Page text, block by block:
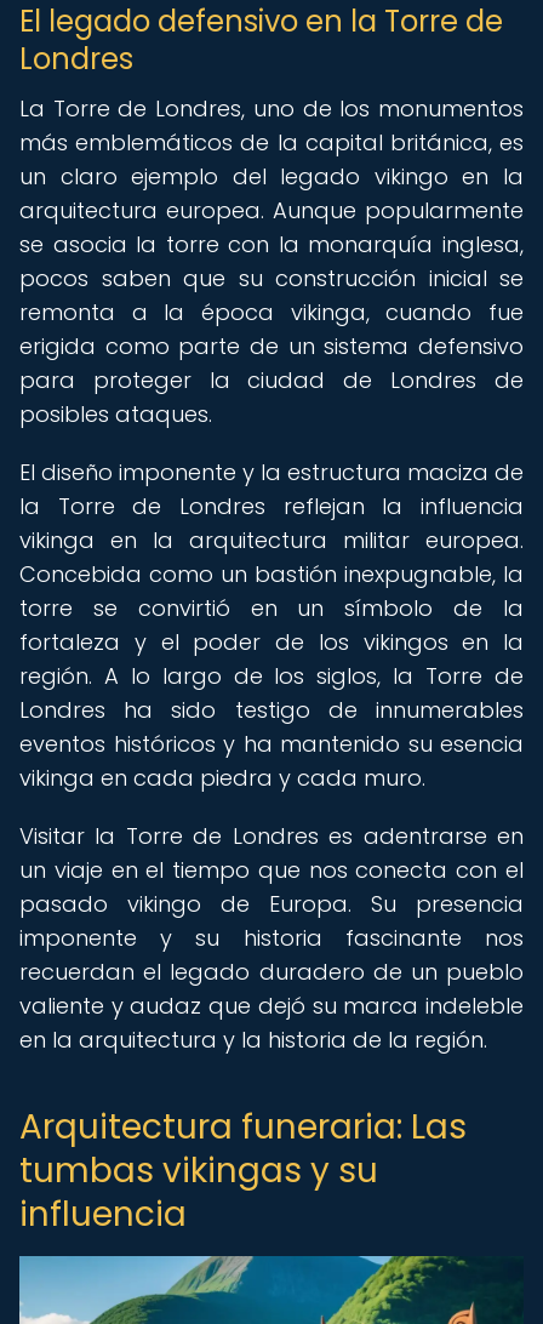
El legado defensivo en la Torre de
Londres
La Torre de Londres, uno de los monumentos
más emblemáticos de la capital británica, es
un claro ejemplo del legado vikingo en la
arquitectura europea. Aunque popularmente
se asocia la torre con la monarquía inglesa,
pocos saben que su construcción inicial se
remonta a la época vikinga, cuando fue
erigida como parte de un sistema defensivo
para proteger la ciudad de Londres de
posibles ataques.
El diseño imponente y la estructura maciza de
la Torre de Londres reflejan la influencia
vikinga en la arquitectura militar europea.
Concebida como un bastión inexpugnable, la
torre se convirtió en un símbolo de la
fortaleza y el poder de los vikingos en la
región. A lo largo de los siglos, la Torre de
Londres ha sido testigo de innumerables
eventos históricos y ha mantenido su esencia
vikinga en cada piedra y cada muro.
Visitar la Torre de Londres es adentrarse en
un viaje en el tiempo que nos conecta con el
pasado vikingo de Europa. Su presencia
imponente y su historia fascinante nos
recuerdan el legado duradero de un pueblo
valiente y audaz que dejó su marca indeleble
en la arquitectura y la historia de la región.
Arquitectura funeraria: Las
tumbas vikingas y su
influencia